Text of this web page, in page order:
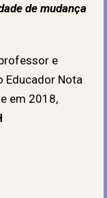
de mudança
e
Educador Nota
em 2018,